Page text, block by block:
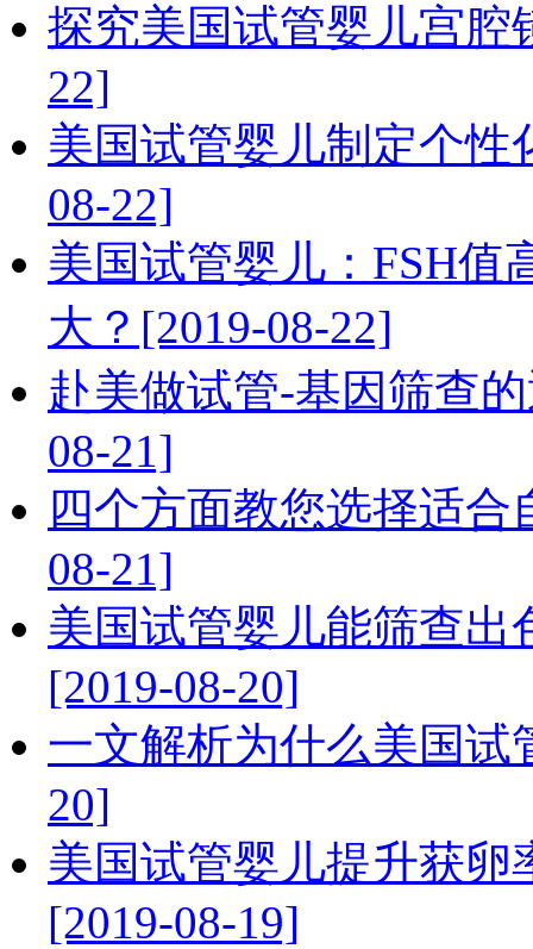
探究美国试管婴儿宫腔
22]
美国试管婴儿制定个性
08-22]
美国试管婴儿：FSH值
大？[2019-08-22]
赴美做试管-基因筛查
08-21]
四个方面教您选择适
08-21]
美国试管婴儿能筛查
[2019-08-20]
一文解析为什么美国试
20]
美国试管婴儿提升获
[2019-08-19]